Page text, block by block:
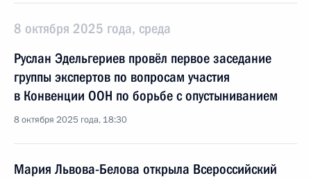
8 октября 2025 года, среда
Руслан Эдельгериев провёл первое заседание
группы экспертов по вопросам участия
в Конвенции ООН по борьбе с опустыниванием
8 октября 2025 года, 18:30
Мария Львова-Белова открыла Всероссийский